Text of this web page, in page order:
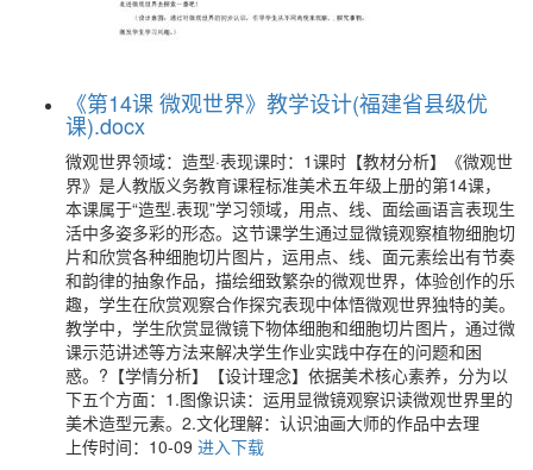
《第14课 微观世界》教学设计(福建省县级优
课).docx
微观世界领域：造型·表现课时：1课时【教材分析】《微观世
界》是人教版义务教育课程标准美术五年级上册的第14课，
本课属于“造型.表现”学习领域，用点、线、面绘画语言表现生
活中多姿多彩的形态。这节课学生通过显微镜观察植物细胞切
片和欣赏各种细胞切片图片，运用点、线、面元素绘出有节奏
和韵律的抽象作品，描绘细致繁杂的微观世界，体验创作的乐
趣，学生在欣赏观察合作探究表现中体悟微观世界独特的美。
教学中，学生欣赏显微镜下物体细胞和细胞切片图片，通过微
课示范讲述等方法来解决学生作业实践中存在的问题和困
惑。?【学情分析】【设计理念】依据美术核心素养，分为以
下五个方面：1.图像识读：运用显微镜观察识读微观世界里的
美术造型元素。2.文化理解：认识油画大师的作品中去理
上传时间：10-09 进入下载